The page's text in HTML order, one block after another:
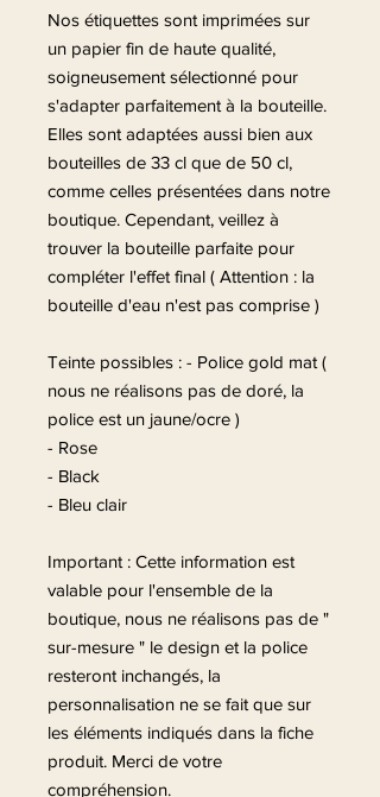
Nos étiquettes sont imprimées sur
un papier fin de haute qualité,
soigneusement sélectionné pour
s'adapter parfaitement à la bouteille.
Elles sont adaptées aussi bien aux
bouteilles de 33 cl que de 50 cl,
comme celles présentées dans notre
boutique. Cependant, veillez à
trouver la bouteille parfaite pour
compléter l'effet final ( Attention : la
bouteille d'eau n'est pas comprise )
Teinte possibles : - Police gold mat (
nous ne réalisons pas de doré, la
police est un jaune/ocre )
- Rose
- Black
- Bleu clair
Important : Cette information est
valable pour l'ensemble de la
boutique, nous ne réalisons pas de "
sur-mesure " le design et la police
resteront inchangés, la
personnalisation ne se fait que sur
les éléments indiqués dans la fiche
produit. Merci de votre
compréhension.